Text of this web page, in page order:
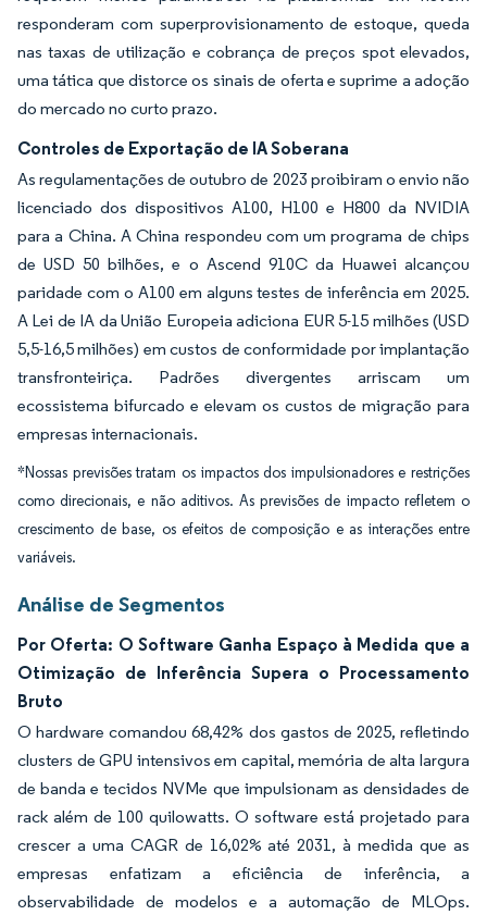
responderam com superprovisionamento de estoque, queda
nas taxas de utilização e cobrança de preços spot elevados,
uma tática que distorce os sinais de oferta e suprime a adoção
do mercado no curto prazo.
Controles de Exportação de IA Soberana
As regulamentações de outubro de 2023 proibiram o envio não
licenciado dos dispositivos A100, H100 e H800 da NVIDIA
para a China. A China respondeu com um programa de chips
de USD 50 bilhões, e o Ascend 910C da Huawei alcançou
paridade com o A100 em alguns testes de inferência em 2025.
A Lei de IA da União Europeia adiciona EUR 5-15 milhões (USD
5,5-16,5 milhões) em custos de conformidade por implantação
transfronteiriça. Padrões divergentes arriscam um
ecossistema bifurcado e elevam os custos de migração para
empresas internacionais.
*Nossas previsões tratam os impactos dos impulsionadores e restrições
como direcionais, e não aditivos. As previsões de impacto refletem o
crescimento de base, os efeitos de composição e as interações entre
variáveis.
Análise de Segmentos
Por Oferta: O Software Ganha Espaço à Medida que a
Otimização de Inferência Supera o Processamento
Bruto
O hardware comandou 68,42% dos gastos de 2025, refletindo
clusters de GPU intensivos em capital, memória de alta largura
de banda e tecidos NVMe que impulsionam as densidades de
rack além de 100 quilowatts. O software está projetado para
crescer a uma CAGR de 16,02% até 2031, à medida que as
empresas enfatizam a eficiência de inferência, a
observabilidade de modelos e a automação de MLOps.